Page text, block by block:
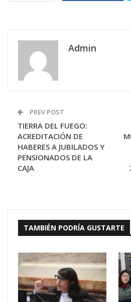
Admin
PREV POST
TIERRA DEL FUEGO:
ACREDITACIÓN DE
HABERES A JUBILADOS Y
PENSIONADOS DE LA
CAJA
TAMBIÉN PODRÍA GUSTARTE